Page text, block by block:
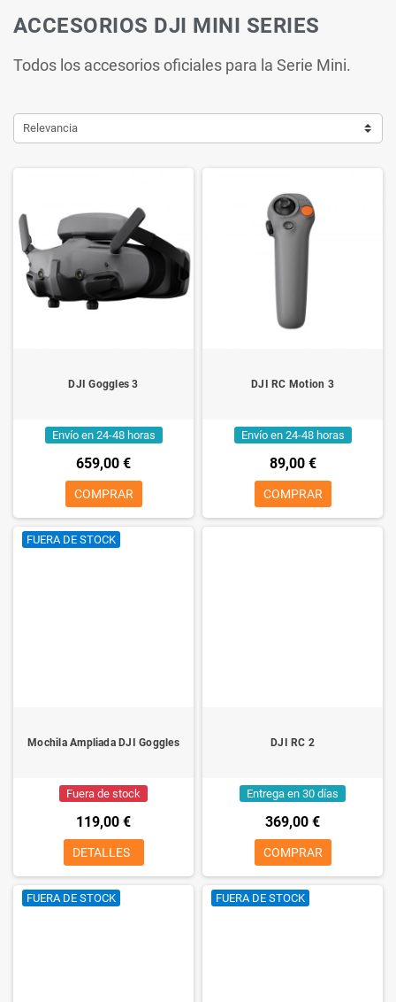
ACCESORIOS DJI MINI SERIES
Todos los accesorios oficiales para la Serie Mini.
Relevancia
DJI Goggles 3
Envío en 24-48 horas
659,00 €
COMPRAR
DJI RC Motion 3
Envío en 24-48 horas
89,00 €
COMPRAR
FUERA DE STOCK
Mochila Ampliada DJI Goggles
Fuera de stock
119,00 €
DETALLES
DJI RC 2
Entrega en 30 días
369,00 €
COMPRAR
FUERA DE STOCK FUERA DE STOCK